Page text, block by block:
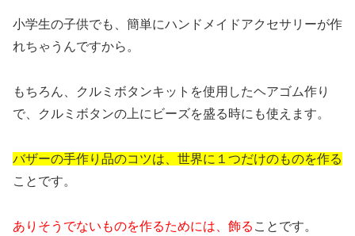
小学生の子供でも、簡単にハンドメイドアクセサリーが作
れちゃうんですから。
もちろん、クルミボタンキットを使用したヘアゴム作り
で、クルミボタンの上にビーズを盛る時にも使えます。
バザーの手作り品のコツは、世界に１つだけのものを作る
ことです。
ありそうでないものを作るためには、飾る ことです。